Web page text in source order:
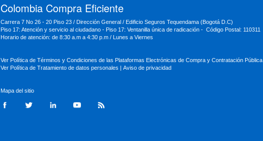
MinCultura
MinAgricultura
MinAmbiente
Colombia Compra Eficiente
Carrera 7 No 26 - 20 Piso 23 / Dirección General / Edificio Seguros Tequendama (Bogotá D.C)
Piso 17: Atención y servicio al ciudadano - Piso 17: Ventanilla única de radicación - Código Postal: 110311
Horario de atención: de 8:30 a.m a 4:30 p.m / Lunes a Viernes
Ver Política de Términos y Condiciones de las Plataformas Electrónicas de Compra y Contratación Pública
Ver Política de Tratamiento de datos personales
Aviso de privacidad
Mapa del sitio